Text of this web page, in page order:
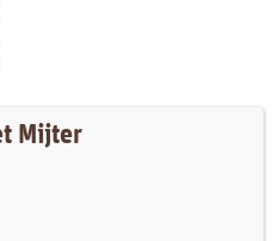
Mijter